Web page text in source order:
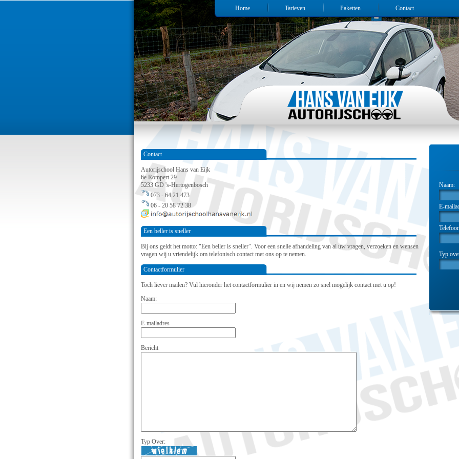
Home Tarieven Paketten Contact
Contact
Autorijschool Hans van Eijk
6e Rompert 29
5233 GD 's-Hertogenbosch
073 - 64 21 473
06 - 20 58 72 38
Een beller is sneller
Bij ons geldt het motto: "Een beller is sneller". Voor een snelle afhandeling van al uw vragen, verzoeken en wensen
vragen wij u vriendelijk om telefonisch contact met ons op te nemen.
Contactformulier
Toch liever mailen? Vul hieronder het contactformulier in en wij nemen zo snel mogelijk contact met u op!
Naam:
E-mailadres
Bericht
Typ Over:
Naam:
E-
Typ